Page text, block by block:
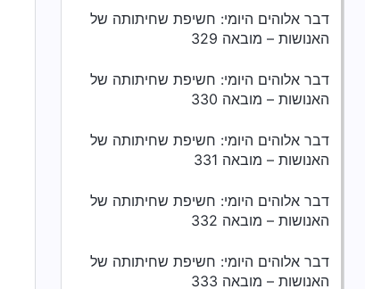
דבר אלוהים היומי: חשיפת שחיתותה של
האנושות – מובאה 329
דבר אלוהים היומי: חשיפת שחיתותה של
האנושות – מובאה 330
דבר אלוהים היומי: חשיפת שחיתותה של
האנושות – מובאה 331
דבר אלוהים היומי: חשיפת שחיתותה של
האנושות – מובאה 332
דבר אלוהים היומי: חשיפת שחיתותה של
האנושות – מובאה 333